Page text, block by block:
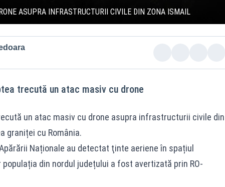
ASUPRA INFRASTRUCTURII CIVILE DIN ZONA ISMAIL
trecută un atac masiv cu drone
un atac masiv cu drone asupra infrastructurii civile din
graniței cu România.
Naționale au detectat ţinte aeriene în spațiul
populația din nordul județului a fost avertizată prin RO-